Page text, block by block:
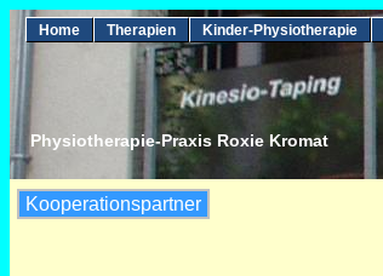
Home Therapien Kinder-Physiotherapie
Physiotherapie-Praxis Roxie Kromat
Kooperationspartner